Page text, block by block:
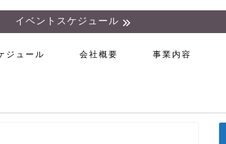
イベントスケジュール
ジュール 会社概要 事業内容